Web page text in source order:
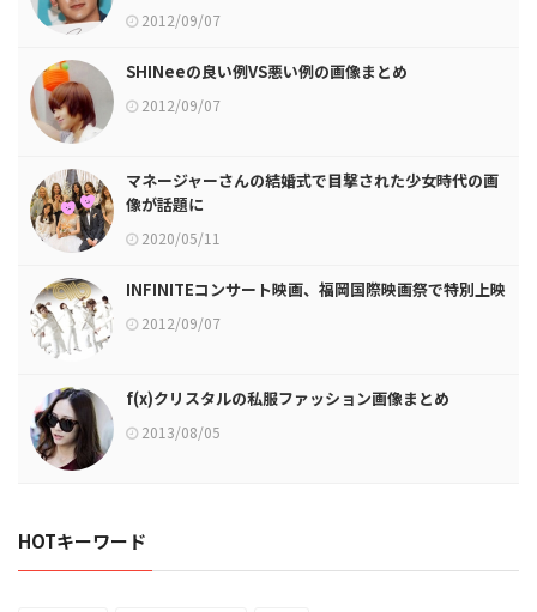
2012/09/07
SHINeeの良い例VS悪い例の画像まとめ
2012/09/07
マネージャーさんの結婚式で目撃された少女時代の画
像が話題に
2020/05/11
INFINITEコンサート映画、福岡国際映画祭で特別上映
2012/09/07
f(x)クリスタルの私服ファッション画像まとめ
2013/08/05
HOTキーワード